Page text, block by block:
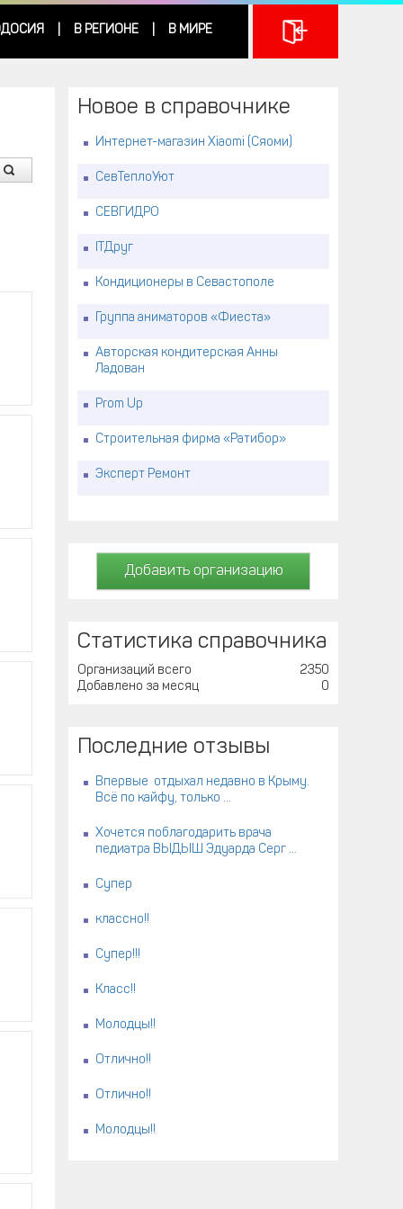
В РЕГИОНЕ В МИРЕ
Новое в справочнике
Интернет-магазин Xiaomi (Сяоми)
СевТеплоУют
СЕВГИДРО
ITДруг
Кондиционеры в Севастополе
Группа аниматоров «Фиеста»
Авторская кондитерская Анны
Ладован
Prom Up
Строительная фирма «Ратибор»
Эксперт Ремонт
Добавить организацию
Статистика справочника
2350
Организаций всего
0
Добавлено за месяц
Последние отзывы
Впервые отдыхал недавно в Крыму.
Всё по кайфу, только ...
Хочется поблагодарить врача
педиатра ВЫДЫШ Эдуарда Серг ...
Супер
классно!!
Супер!!!
Класс!!
Молодцы!!
Отлично!!
Отлично!!
Молодцы!!